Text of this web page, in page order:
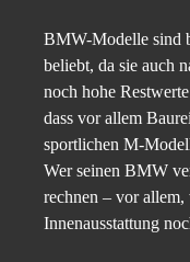
BMW-Modelle sind
beliebt, da sie auch
noch hohe
dass vor allem
sportlichen M-
Wer seinen BMW
rechnen – vor
Innenausstattung